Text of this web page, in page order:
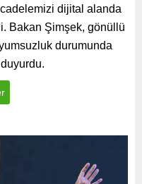
dijital alanda
Bakan Şimşek, gönüllü
durumunda